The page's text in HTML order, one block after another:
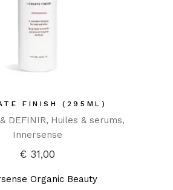
FINISH (295ML)
DEFINIR Huiles & serums
Innersense
€ 31,00
Organic Beauty